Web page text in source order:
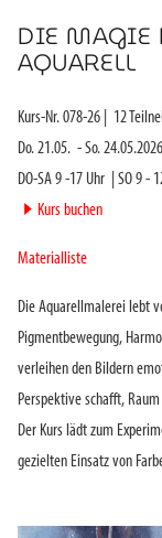
DIE MAGIE
AQUARELL
Kurs-Nr.078-26 12
Do. 21.05. -So. 24.05.2026
DO-SA 9 -17 Uhr
SO 9 -
► Kurs buchen
Materialliste
Die Aquarellmalerei lebt
Pigmentbewegung,
verleihen den Bildern
Perspektive schafft,
Der Kurs lädt zum
gezielten Einsatz von